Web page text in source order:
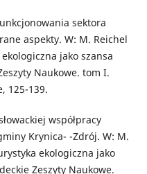
sektora
aspekty. W: M. Reichel
jako szansa
Naukowe. tom I.
125-139.
współpracy
Krynica- -Zdrój. W: M.
ekologiczna jako
Zeszyty Naukowe.